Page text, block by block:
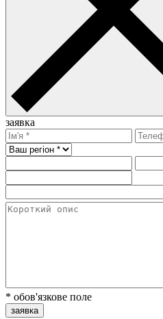
заявка
* обов'язкове поле
заявка